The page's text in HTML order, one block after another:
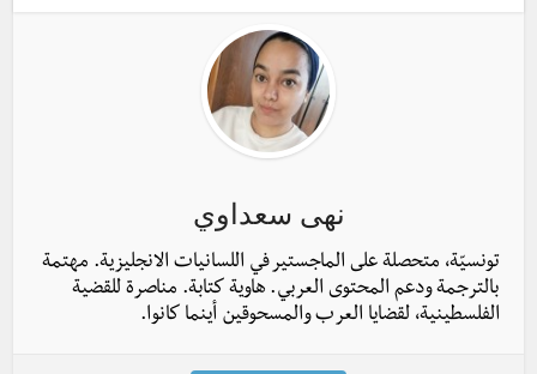
نهى سعداوي
تونسيّة، متحصلة على الماجستير في اللسانيات الانجليزية. مهتمة
بالترجمة ودعم المحتوى العربي. هاوية كتابة. مناصرة للقضية
الفلسطينية، لقضايا العرب والمسحوقين أينما كانوا.